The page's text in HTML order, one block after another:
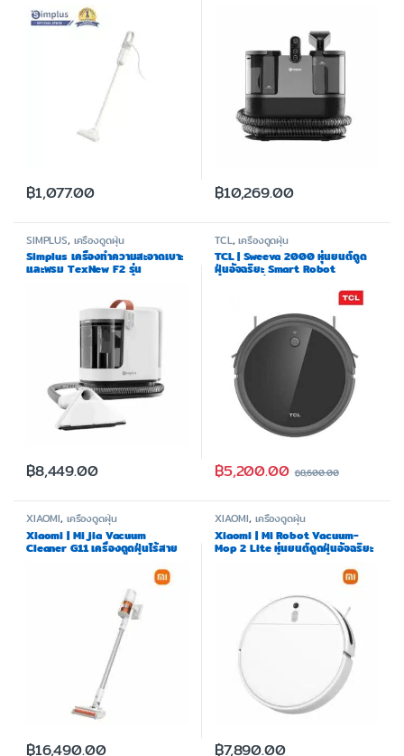
฿1,077.00 ฿10,269.00
SIMPLUS, เครื่องดูดฝุ่น
Simplus เครื่องทำความสะอาดเบาะ
และพรม TexNew F2 รุ่น
฿8,449.00
TCL,เครื่องดูดฝุ่น
TCL | Sweeva 2000 หุ่นยนต์ดูด
ฝุ่นอัจฉริยะ Smart Robot
2000 PA เซ็นเซอร์กันตกและ
฿5,200.00 ฿8,600.00
XIAOMI, เครื่องดูดฝุ่น
Xiaomi | Mi jia Vacuum
Cleaner G11 เครื่องดูดฝุ่นไร้สาย
฿16,490.00
XIAOMI, เครื่องดูดฝุ่น
Xiaomi | Mi Robot Vacuum-
Mop 2 Lite หุ่นยนต์ดูดฝุ่นอัจฉริยะ
฿7,890.00